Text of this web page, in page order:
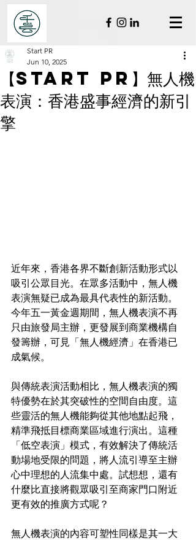
【Start PR】無人機
表演：香港盛事經濟的新引
擎
Start PR
Jun 10, 2025
近年來，香港各界不斷創新活動形式以
吸引公眾目光。在眾多活動中，無人機
表演無疑已成為最具代表性的新活動。
今年五一黃金週期間，無人機表演不再
只由旅發局主辦，更發展到商業機構自
發籌辦，可見「無人機經濟」在香港已
成氣候。
與傳統表演活動相比，無人機表演的獨
特優勢在於其突破性的空間自由度。這
些靈活的無人機能夠從其他地點起飛，
精準飛抵目標商業區域進行演出。這種
「低空表演」模式，有效解決了傳統活
動場地受限的問題，將人流引導至主辦
心中理想的人流集中處。試想想，還有
什麼比直接將觀眾吸引至商家門口附近
更有效的推廣方式呢？
無人機表演的內容可塑性同樣是其一大